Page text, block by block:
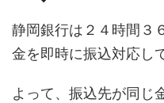
静岡銀行は２４時間３
金を即時に振込対応し
よって、振込先が同じ